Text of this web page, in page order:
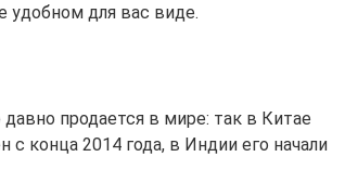
удобном для вас виде.
продается в мире: так в Китае
с конца 2014 года, в Индии его начали